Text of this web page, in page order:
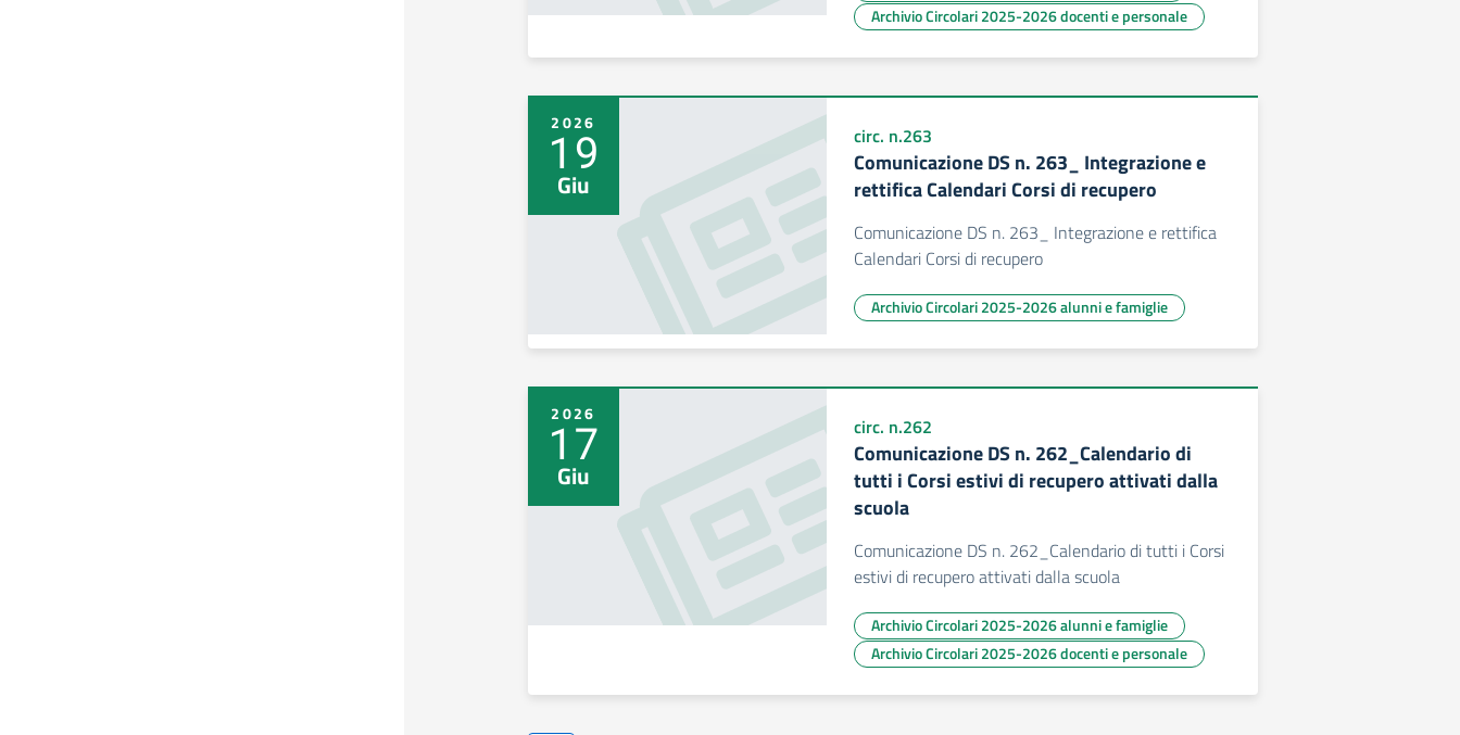
Archivio Circolari 2025-2026 docenti e personale
2026
19
Giu
circ. n.263
Comunicazione DS n. 263_ Integrazione e
rettifica Calendari Corsi di recupero
Comunicazione DS n. 263_ Integrazione e rettifica
Calendari Corsi di recupero
Archivio Circolari 2025-2026 alunni e famiglie
2026
17
Giu
circ. n.262
Comunicazione DS n. 262_Calendario di
tutti i Corsi estivi di recupero attivati dalla
scuola
Comunicazione DS n. 262_Calendario di tutti i Corsi
estivi di recupero attivati dalla scuola
Archivio Circolari 2025-2026 alunni e famiglie
Archivio Circolari 2025-2026 docenti e personale